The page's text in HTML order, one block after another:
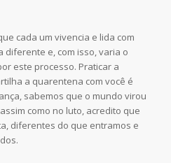
cada um vivencia e lida com
e, com isso, varia o
este processo. Praticar a
a quarentena com você é
sabemos que o mundo virou
como no luto, acredito que
diferentes do que entramos e